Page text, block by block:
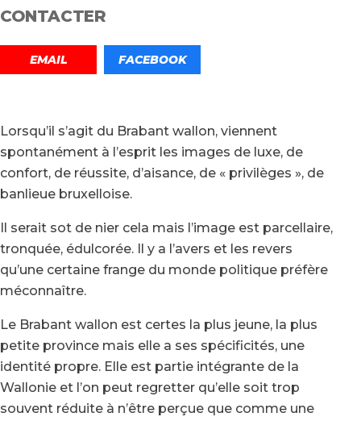
CONTACTER
EMAIL FACEBOOK
Lorsqu’il s’agit du Brabant wallon, viennent
spontanément à l’esprit les images de luxe, de
confort, de réussite, d’aisance, de « privilèges », de
banlieue bruxelloise.
Il serait sot de nier cela mais l’image est parcellaire,
tronquée, édulcorée. Il y a l’avers et les revers
qu’une certaine frange du monde politique préfère
méconnaître.
Le Brabant wallon est certes la plus jeune, la plus
petite province mais elle a ses spécificités, une
identité propre. Elle est partie intégrante de la
Wallonie et l’on peut regretter qu’elle soit trop
souvent réduite à n’être perçue que comme une